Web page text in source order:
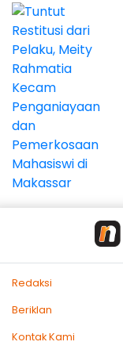
Redaksi
Beriklan
Kontak Kami